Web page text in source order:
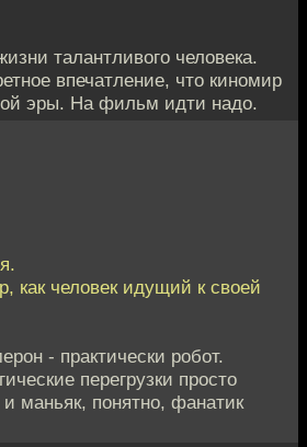
талантливого человека.
впечатление, что киномир
эры. На фильм идти надо.
как человек идущий к своей
- практически робот.
перегрузки просто
маньяк, понятно, фанатик